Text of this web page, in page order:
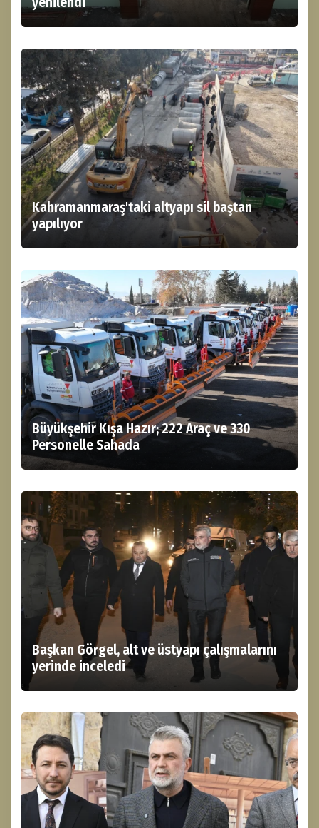
Kahramanmaraş'taki altyapı sil baştan
yapılıyor
Büyükşehir Kışa Hazır; 222 Araç ve 330
Personelle Sahada
Başkan Görgel, alt ve üstyapı çalışmalarını
yerinde inceledi